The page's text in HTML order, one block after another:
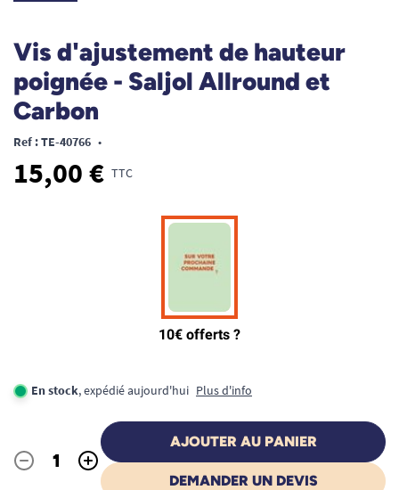
Vis d'ajustement de hauteur
poignée - Saljol Allround et
Carbon
Ref : TE-40766 •
15,00 € TTC
En stock, expédié aujourd'hui Plus d'info
Quantité
- +
AJOUTER AU PANIER
DEMANDER UN DEVIS